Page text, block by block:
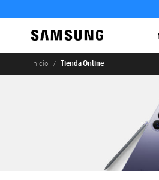
Inicio Tienda Online